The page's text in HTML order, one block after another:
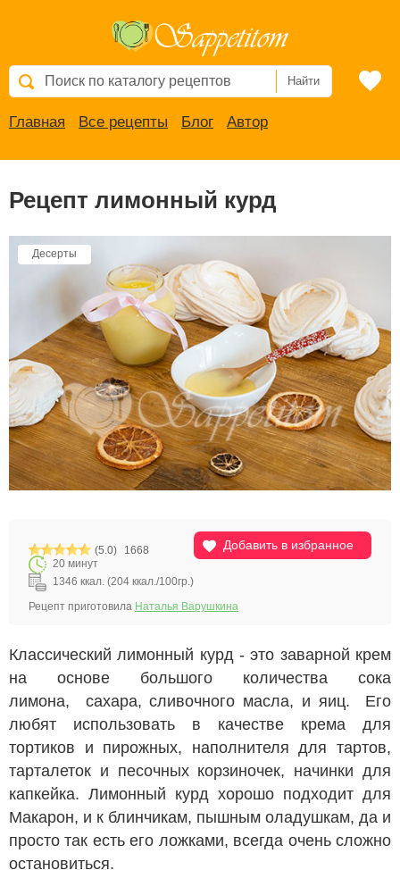
Найти
Главная Все рецепты Блог Автор
Рецепт лимонный курд
Десерты
Добавить в избранное
(5.0)
1668
20 минут
1346 ккал. (204 ккал./100гр.)
Рецепт приготовила Наталья Варушкина
Классический лимонный курд - это заварной крем
на основе большого количества сока
лимона, сахара, сливочного масла, и яиц. Его
любят использовать в качестве крема для
тортиков и пирожных, наполнителя для тартов,
тарталеток и песочных корзиночек, начинки для
капкейка. Лимонный курд хорошо подходит для
Макарон, и к блинчикам, пышным оладушкам, да и
просто так есть его ложками, всегда очень сложно
остановиться.